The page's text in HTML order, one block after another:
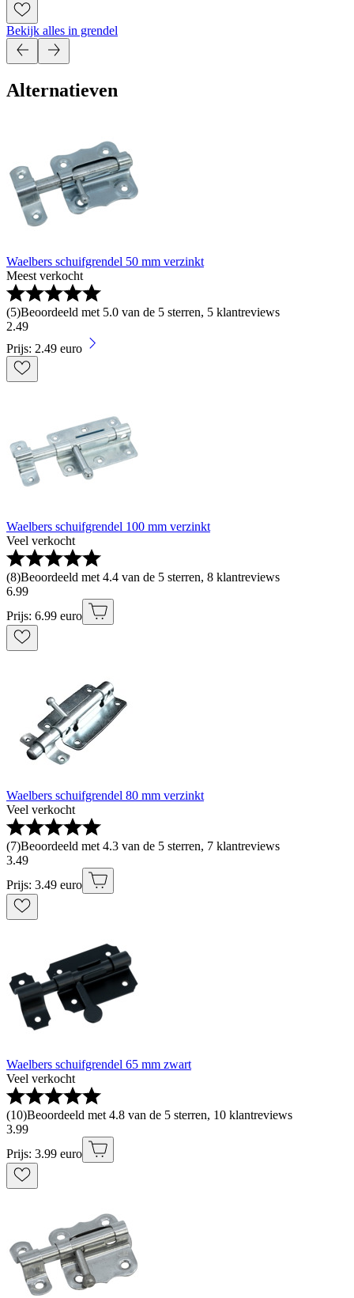
Bekijk alles in grendel
Alternatieven
Waelbers schuifgrendel 50 mm verzinkt
Meest verkocht
(5)Beoordeeld met 5.0 van de 5 sterren, 5 klantreviews
2.49
Prijs: 2.49 euro
Waelbers schuifgrendel 100 mm verzinkt
Veel verkocht
(8)Beoordeeld met 4.4 van de 5 sterren, 8 klantreviews
6.99
Prijs: 6.99 euro
Waelbers schuifgrendel 80 mm verzinkt
Veel verkocht
(7)Beoordeeld met 4.3 van de 5 sterren, 7 klantreviews
3.49
Prijs: 3.49 euro
Waelbers schuifgrendel 65 mm zwart
Veel verkocht
(10)Beoordeeld met 4.8 van de 5 sterren, 10 klantreviews
3.99
Prijs: 3.99 euro